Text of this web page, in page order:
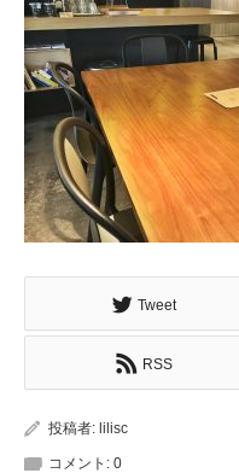
Tweet
RSS
投稿者: lilisc
コメント: 0